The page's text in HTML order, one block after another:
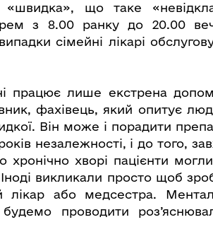
що таке
з 8.00 ранку до 20.00
сімейні лікарі
працює лише екстрена
фахівець, який опитує
Він може і порадити
незалежності, і до того,
хворі пацієнти
викликали просто щоб
або медсестра.
проводити